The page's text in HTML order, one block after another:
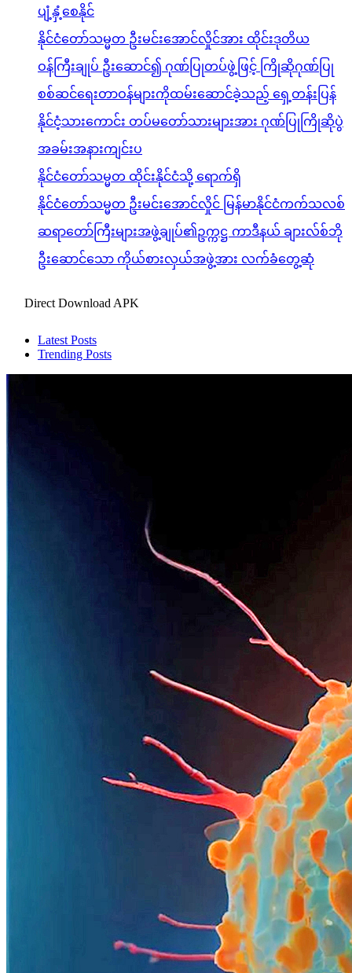
ပျံ့နှံ့စေနိုင်
နိုင်ငံတော်သမ္မတ ဦးမင်းအောင်လှိုင်အား ထိုင်းဒုတိယ
ဝန်ကြီးချုပ် ဦးဆောင်၍ ဂုဏ်ပြုတပ်ဖွဲ့ဖြင့် ကြိုဆိုဂုဏ်ပြု
စစ်ဆင်ရေးတာဝန်များကိုထမ်းဆောင်ခဲ့သည့် ရှေ့တန်းပြန်
နိုင်ငံ့သားကောင်း တပ်မတော်သားများအား ဂုဏ်ပြုကြိုဆိုပွဲ
အခမ်းအနားကျင်းပ
နိုင်ငံတော်သမ္မတ ထိုင်းနိုင်ငံသို့ ရောက်ရှိ
နိုင်ငံတော်သမ္မတ ဦးမင်းအောင်လှိုင် မြန်မာနိုင်ငံကက်သလစ်
ဆရာတော်ကြီးများအဖွဲ့ချုပ်၏ဥက္ကဋ္ဌ ကာဒီနယ် ချားလ်စ်ဘို
ဦးဆောင်သော ကိုယ်စားလှယ်အဖွဲ့အား လက်ခံတွေ့ဆုံ
Direct Download APK
Latest Posts
Trending Posts